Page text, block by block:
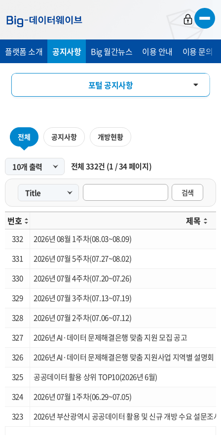
가
기
가
기
가
기
플랫폼 소개 공지사항 Big 월간뉴스 이용 안내 이용 문의
포털 공지사항
전체 공지사항 개방현황
전체332건 (1 /34페이지)
검색
번호 제목
332
2026년 08월 1주차(08.03~08.09)
331
2026년 07월 5주차(07.27~08.02)
330
2026년 07월 4주차(07.20~07.26)
329
2026년 07월 3주차(07.13~07.19)
328
2026년 07월 2주차(07.06~07.12)
327
2026년 AI·데이터 문제해결은행 맞춤 지원 모집 공고
326
2026년 AI·데이터 문제해결은행 맞춤 지원사업 지역별 설명회
325
공공데이터 활용 상위 TOP10(2026년 6월)
324
2026년 07월 1주차(06.29~07.05)
323
2026년 부산광역시 공공데이터 활용 및 신규 개방 수요 설문조사